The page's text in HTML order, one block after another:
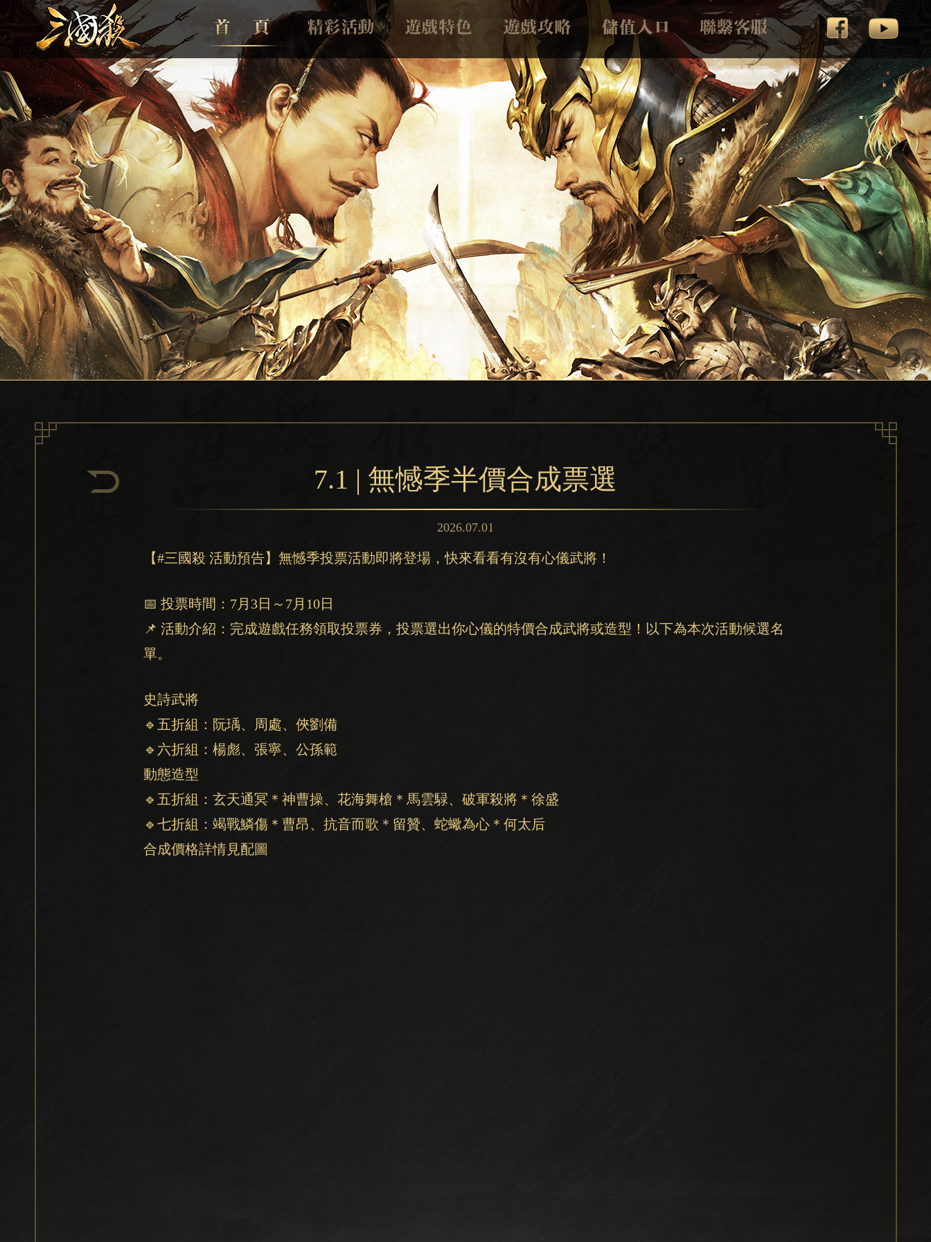
7.1 | 無憾季半價合成票選
2026.07.01
【#三國殺 活動預告】無憾季投票活動即將登場，快來看看有沒有心儀武將！
📅 投票時間：7月3日～7月10日
📌 活動介紹：完成遊戲任務領取投票券，投票選出你心儀的特價合成武將或造型！以下為本次活動候選名
單。
史詩武將
🔹五折組：阮瑀、周處、俠劉備
🔹六折組：楊彪、張寧、公孫範
動態造型
🔹五折組：玄天通冥＊神曹操、花海舞槍＊馬雲騄、破軍殺將＊徐盛
🔹七折組：竭戰鱗傷＊曹昂、抗音而歌＊留贊、蛇蠍為心＊何太后
合成價格詳情見配圖